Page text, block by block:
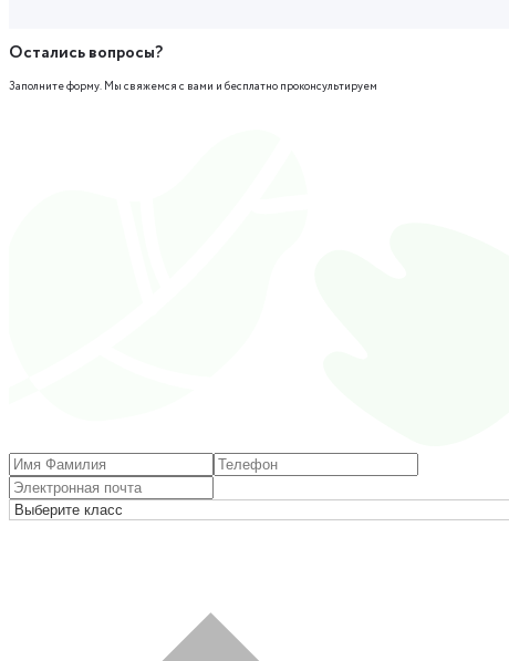
Остались вопросы?
Заполните форму. Мы свяжемся с вами и бесплатно проконсультируем